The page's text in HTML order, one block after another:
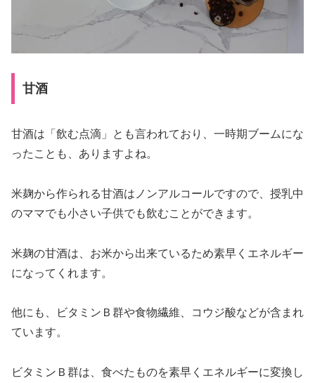
甘酒
甘酒は「飲む点滴」とも言われており、一時期ブームにな
ったことも、ありますよね。
米麹から作られる甘酒はノンアルコールですので、授乳中
のママでも小さい子供でも飲むことができます。
米麹の甘酒は、お米から出来ているため素早くエネルギー
になってくれます。
他にも、ビタミンＢ群や食物繊維、コウジ酸などが含まれ
ています。
ビタミンＢ群は、食べたものを素早くエネルギーに変換し